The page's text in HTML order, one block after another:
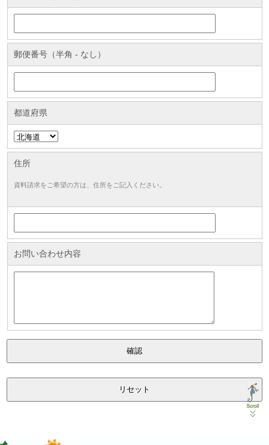
郵便番号（半角 - なし）
都道府県
住所
資料請求をご希望の方は、住所をご記入ください。
お問い合わせ内容